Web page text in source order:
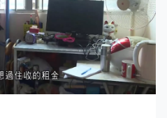
。」 她提到只有一份租約的
規管，「為甚麼有這樣的想
實上有些老業主真的想租給
住，這些我們不太擔心。他
生條件不會太差，他自己也
味。」 有聲音擔心政策下分
升。何永賢預計，隨公營房